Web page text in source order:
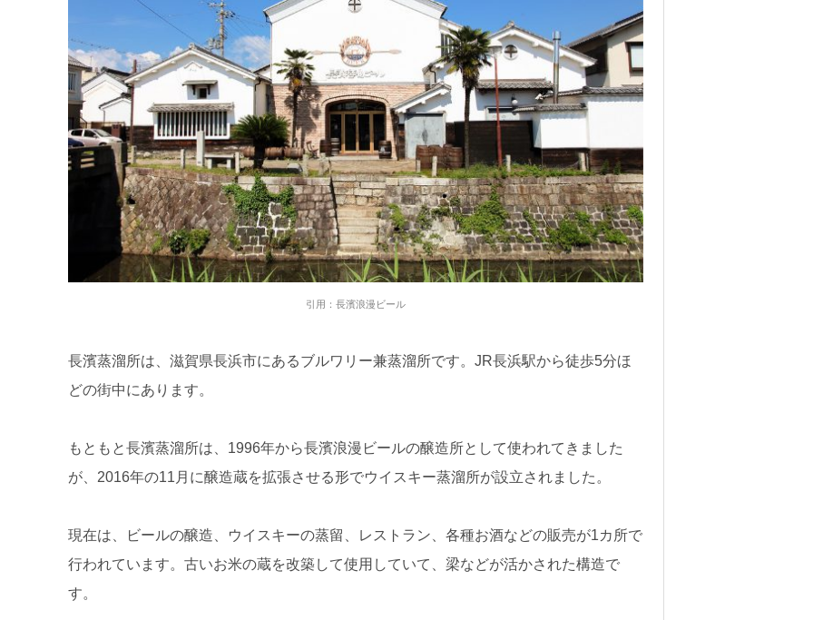
引用：長濱浪漫ビール
長濱蒸溜所は、滋賀県長浜市にあるブルワリー兼蒸溜所です。JR長浜駅から徒歩5分ほ
どの街中にあります。
もともと長濱蒸溜所は、1996年から長濱浪漫ビールの醸造所として使われてきました
が、2016年の11月に醸造蔵を拡張させる形でウイスキー蒸溜所が設立されました。
現在は、ビールの醸造、ウイスキーの蒸留、レストラン、各種お酒などの販売が1カ所で
行われています。古いお米の蔵を改築して使用していて、梁などが活かされた構造で
す。